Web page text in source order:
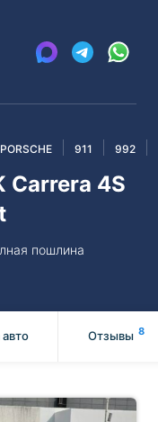
PORSCHE 911 992
Carrera 4S
пошлина
Отзывы 8